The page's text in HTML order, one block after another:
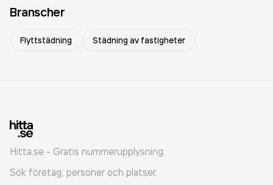
Branscher
Flyttstädning Städning av fastigheter
Hitta.se - Gratis nummerupplysning.
Sök företag, personer och platser.